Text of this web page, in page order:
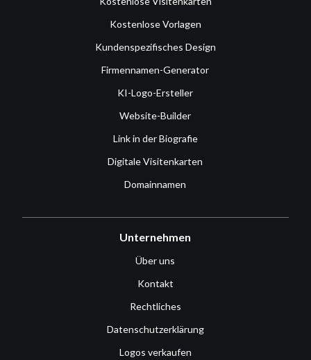
Kostenlose Vorlagen
Kundenspezifisches Design
Firmennamen-Generator
KI-Logo-Ersteller
Website-Builder
Link in der Biografie
Digitale Visitenkarten
Domainnamen
Unternehmen
Über uns
Kontakt
Rechtliches
Datenschutzerklärung
Logos verkaufen